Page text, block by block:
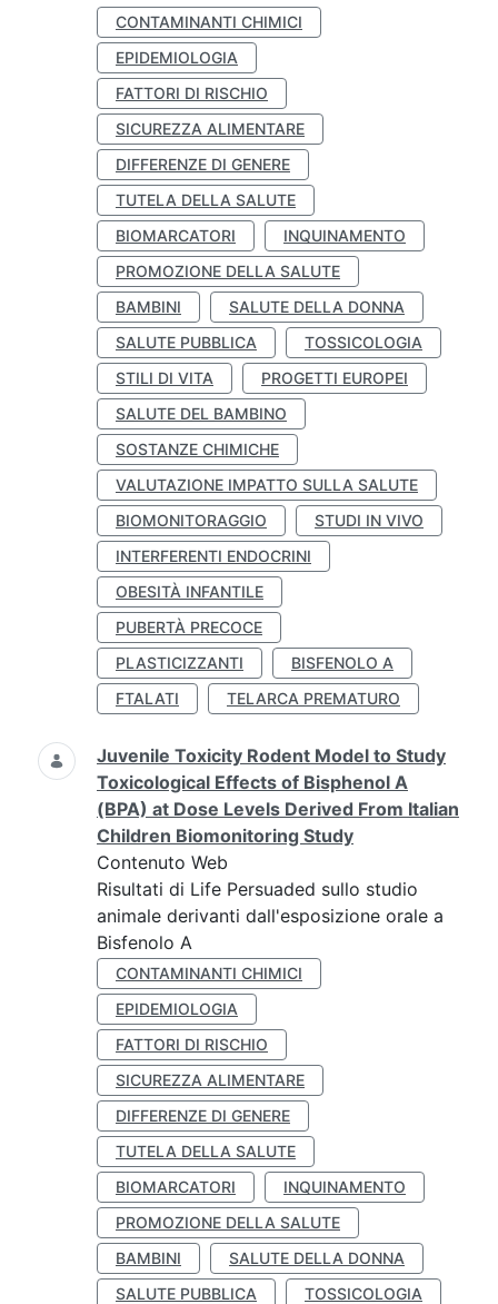
CONTAMINANTI CHIMICI
EPIDEMIOLOGIA
FATTORI DI RISCHIO
SICUREZZA ALIMENTARE
DIFFERENZE DI GENERE
TUTELA DELLA SALUTE
BIOMARCATORI
INQUINAMENTO
PROMOZIONE DELLA SALUTE
BAMBINI
SALUTE DELLA DONNA
SALUTE PUBBLICA
TOSSICOLOGIA
STILI DI VITA
PROGETTI EUROPEI
SALUTE DEL BAMBINO
SOSTANZE CHIMICHE
VALUTAZIONE IMPATTO SULLA SALUTE
BIOMONITORAGGIO
STUDI IN VIVO
INTERFERENTI ENDOCRINI
OBESITÀ INFANTILE
PUBERTÀ PRECOCE
PLASTICIZZANTI
BISFENOLO A
FTALATI
TELARCA PREMATURO
Juvenile Toxicity Rodent Model to Study
Toxicological Effects of Bisphenol A
(BPA) at Dose Levels Derived From Italian
Children Biomonitoring Study
Contenuto Web
Risultati di Life Persuaded sullo studio
animale derivanti dall'esposizione orale a
Bisfenolo A
CONTAMINANTI CHIMICI
EPIDEMIOLOGIA
FATTORI DI RISCHIO
SICUREZZA ALIMENTARE
DIFFERENZE DI GENERE
TUTELA DELLA SALUTE
BIOMARCATORI
INQUINAMENTO
PROMOZIONE DELLA SALUTE
BAMBINI
SALUTE DELLA DONNA
SALUTE PUBBLICA
TOSSICOLOGIA